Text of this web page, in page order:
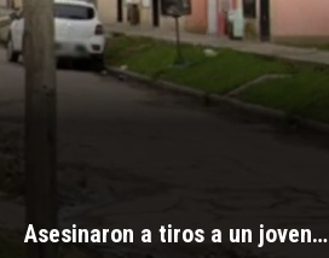
Asesinaron a tiros a un joven…